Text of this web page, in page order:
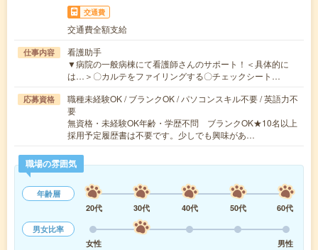
交通費
交通費全額支給
仕事内容
看護助手
▼病院の一般病棟にて看護師さんのサポート！＜具体的に
は…＞〇カルテをファイリングする〇チェックシート…
応募資格
職種未経験OK / ブランクOK / パソコンスキル不要 / 英語力不
要
無資格・未経験OK年齢・学歴不問 ブランクOK★10名以上
採用予定履歴書は不要です。少しでも興味があ…
職場の雰囲気
年齢層
20代
30代 40代 50代
60代
男女比率
女性
男性